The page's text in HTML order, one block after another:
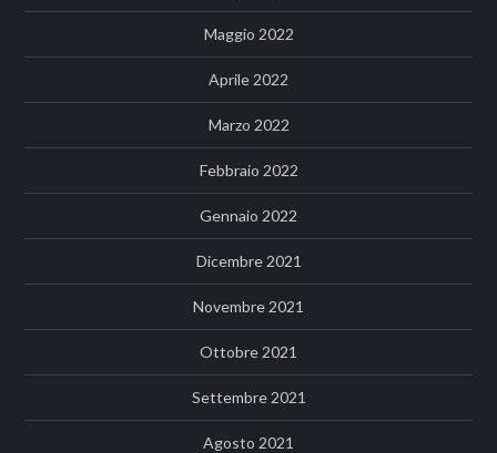
Maggio 2022
Aprile 2022
Marzo 2022
Febbraio 2022
Gennaio 2022
Dicembre 2021
Novembre 2021
Ottobre 2021
Settembre 2021
Agosto 2021